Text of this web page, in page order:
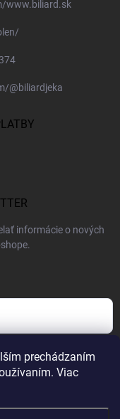
prechádzaním
Viac
www.biliard.sk
@biliardjeka
informácie o nových
osobných údajov